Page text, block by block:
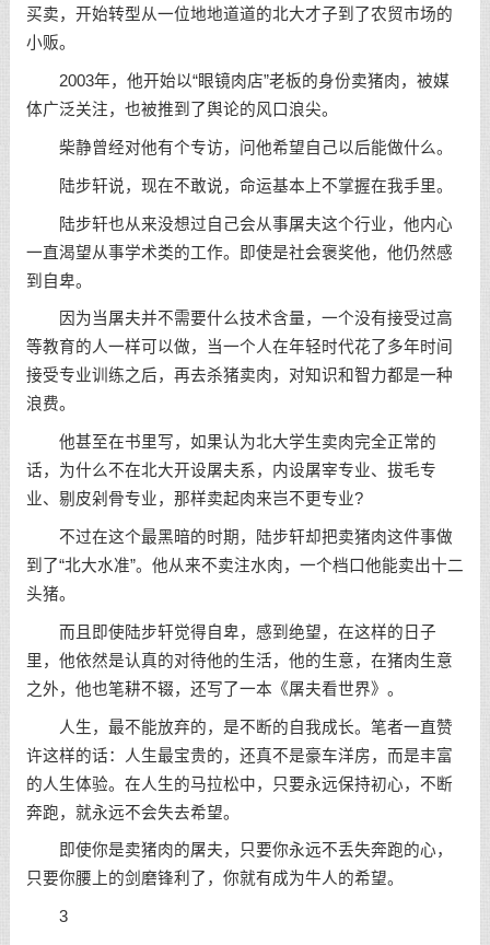
买卖，开始转型从一位地地道道的北大才子到了农贸市场的
小贩。
2003年，他开始以“眼镜肉店”老板的身份卖猪肉，被媒
体广泛关注，也被推到了舆论的风口浪尖。
柴静曾经对他有个专访，问他希望自己以后能做什么。
陆步轩说，现在不敢说，命运基本上不掌握在我手里。
陆步轩也从来没想过自己会从事屠夫这个行业，他内心
一直渴望从事学术类的工作。即使是社会褒奖他，他仍然感
到自卑。
因为当屠夫并不需要什么技术含量，一个没有接受过高
等教育的人一样可以做，当一个人在年轻时代花了多年时间
接受专业训练之后，再去杀猪卖肉，对知识和智力都是一种
浪费。
他甚至在书里写，如果认为北大学生卖肉完全正常的
话，为什么不在北大开设屠夫系，内设屠宰专业、拔毛专
业、剔皮剁骨专业，那样卖起肉来岂不更专业?
不过在这个最黑暗的时期，陆步轩却把卖猪肉这件事做
到了“北大水准”。他从来不卖注水肉，一个档口他能卖出十二
头猪。
而且即使陆步轩觉得自卑，感到绝望，在这样的日子
里，他依然是认真的对待他的生活，他的生意，在猪肉生意
之外，他也笔耕不辍，还写了一本《屠夫看世界》。
人生，最不能放弃的，是不断的自我成长。笔者一直赞
许这样的话：人生最宝贵的，还真不是豪车洋房，而是丰富
的人生体验。在人生的马拉松中，只要永远保持初心，不断
奔跑，就永远不会失去希望。
即使你是卖猪肉的屠夫，只要你永远不丢失奔跑的心，
只要你腰上的剑磨锋利了，你就有成为牛人的希望。
3